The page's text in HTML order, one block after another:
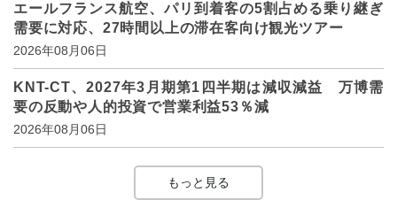
エールフランス航空、パリ到着客の5割占める乗り継ぎ
需要に対応、27時間以上の滞在客向け観光ツアー
2026年08月06日
KNT-CT、2027年3月期第1四半期は減収減益 万博需
要の反動や人的投資で営業利益53％減
2026年08月06日
もっと見る